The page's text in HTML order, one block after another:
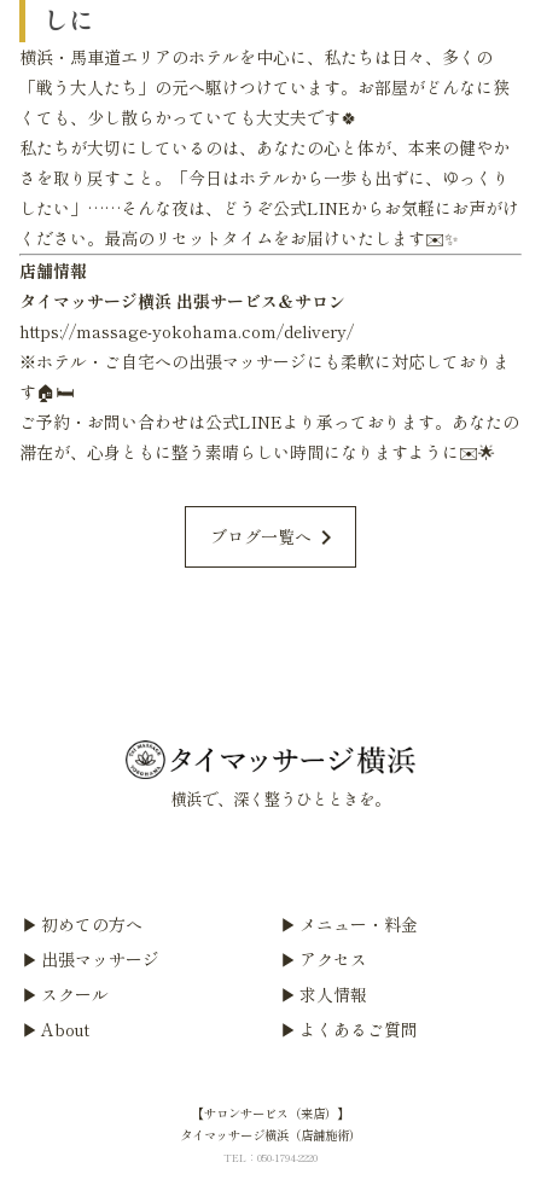
しに
横浜・馬車道エリアのホテルを中心に、私たちは日々、多くの
「戦う大人たち」の元へ駆けつけています。お部屋がどんなに狭
くても、少し散らかっていても大丈夫です🍀
私たちが大切にしているのは、あなたの心と体が、本来の健やか
さを取り戻すこと。「今日はホテルから一歩も出ずに、ゆっくり
したい」……そんな夜は、どうぞ公式LINEからお気軽にお声がけ
ください。最高のリセットタイムをお届けいたします✉️✨
店舗情報
タイマッサージ横浜 出張サービス＆サロン
https://massage-yokohama.com/delivery/
※ホテル・ご自宅への出張マッサージにも柔軟に対応しておりま
す🏠🛏️
ご予約・お問い合わせは公式LINEより承っております。あなたの
滞在が、心身ともに整う素晴らしい時間になりますように✉️🌟
ブログ一覧へ chevron_right
横浜で、深く整うひとときを。
初めての方へ
メニュー・料金
出張マッサージ
アクセス
スクール
求人情報
About
よくあるご質問
【サロンサービス（来店）】
タイマッサージ横浜（店舗施術）
TEL：050-1794-2220